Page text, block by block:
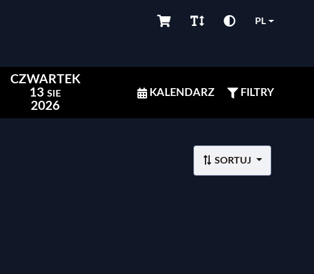
PL
CZWARTEK
13 SIE
2026
KALENDARZ FILTRY
SORTUJ